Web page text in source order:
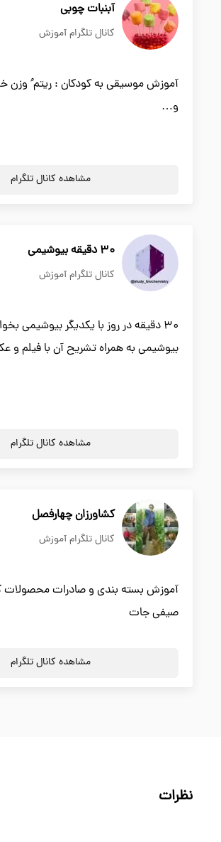
آبنبات چوبی
کانال تلگرام آموزش
آموزش موسیقی به کودکان : ریتم ُ وزن
و…
مشاهده کانال تلگرام
30 دقیقه بیوشیمی
کانال تلگرام آموزش
30 دقیقه در روز با یکدیگر بیوشیمی
بیوشیمی به همراه تشریح آن با فیلم و
مشاهده کانال تلگرام
کشاورزان چهارفصل
کانال تلگرام آموزش
آموزش بسته بندی و صادرات محصولات
صیفی جات
مشاهده کانال تلگرام
نظرات